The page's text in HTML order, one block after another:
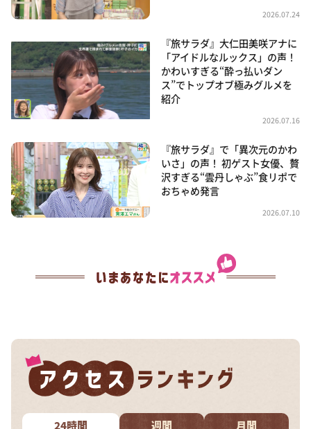
2026.07.24
『旅サラダ』大仁田美咲アナに
「アイドルなルックス」の声！
かわいすぎる“酔っ払いダン
ス”でトップオブ極みグルメを
紹介
2026.07.16
『旅サラダ』で「異次元のかわ
いさ」の声！ 初ゲスト女優、贅
沢すぎる“雲丹しゃぶ”食リポで
おちゃめ発言
2026.07.10
24時間 週間 月間